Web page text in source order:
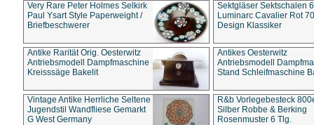
Very Rare Peter Holmes Selkirk
Paul Ysart Style Paperweight /
Briefbeschwerer
Sektgläser Sektschalen
Luminarc Cavalier Rot
Design Klassiker
Antike Rarität Orig. Oesterwitz
Antriebsmodell Dampfmaschine
Kreisssäge Bakelit
Antikes Oesterwitz
Antriebsmodell
Stand Schleifmaschine
Vintage Antike Herrliche Seltene
Jugendstil Wandfliese Gemarkt
G West Germany
R&b Vorlegebesteck
Silber Robbe & Berking
Rosenmuster 6 Tlg.